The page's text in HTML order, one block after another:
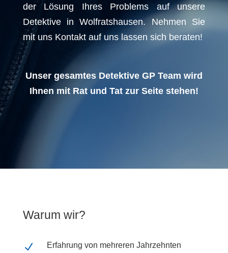
der Lösung Ihres Problems auf unsere
Detektive in Wolfratshausen. Nehmen Sie
mit uns Kontakt auf uns lassen sich beraten!
Unser gesamtes Detektive GP Team wird
Ihnen mit Rat und Tat zur Seite stehen!
Warum wir?
N Erfahrung von mehreren Jahrzehnten